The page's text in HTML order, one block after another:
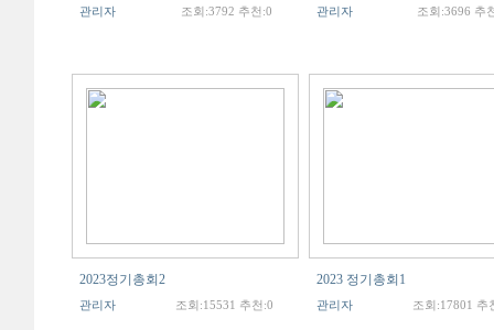
관리자 조회:3792 추천:0 관리자 조회:3696 추
2023정기총회2
관리자 조회:15531 추천:0
2023 정기총회1
관리자 조회:17801 추